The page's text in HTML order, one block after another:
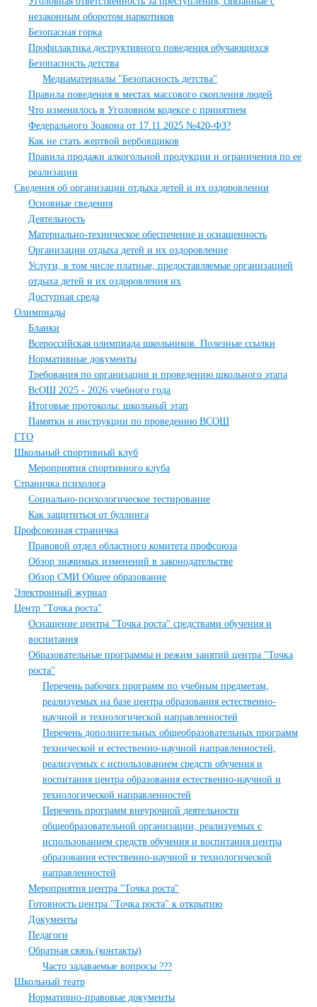
незаконным оборотом наркотиков
Безопасная горка
Профилактика деструктивного поведения обучающихся
Безопасность детства
Медиаматериалы "Безопасность детства"
Правила поведения в местах массового скопления людей
Что изменилось в Уголовном кодексе с принятием
Федерального Зоакона от 17.11.2025 №420-ФЗ?
Как не стать жертвой вербовщиков
Правила продажи алкогольной продукции и ограничения по ее
реализации
Сведения об организации отдыха детей и их оздоровлении
Основные сведения
Деятельность
Материально-техническое обеспечение и оснащенность
Организации отдыха детей и их оздоровление
Услуги, в том числе платные, предоставляемые организацией
отдыха детей и их оздоровления их
Доступная среда
Олимпиады
Бланки
Всероссийская олимпиада школьников. Полезные ссылки
Нормативные документы
Требования по организации и проведению школьного этапа
ВсОШ 2025 - 2026 учебного года
Итоговые протоколы: школьный этап
Памятки и инструкции по проведению ВСОШ
ГТО
Школьный спортивный клуб
Мероприятия спортивного клуба
Страничка психолога
Социально-психологическое тестирование
Как защититься от буллинга
Профсоюзная страничка
Правовой отдел областного комитета профсоюза
Обзор значимых изменений в законодательстве
Обзор СМИ Общее образование
Электронный журнал
Центр "Точка роста"
Оснащение центра "Точка роста" средствами обучения и
воспитания
Образовательные программы и режим занятий центра "Точка
роста"
Перечень рабочих программ по учебным предметам,
реализуемых на базе центра образования естественно-
научной и технологической направленностей
Перечень дополнительных общеобразовательных программ
технической и естественно-научной направленностей,
реализуемых с использованием средств обучения и
воспитания центра образования естественно-научной и
технологической направленностей
Перечень программ внеурочной деятельности
общеобразовательной организации, реализуемых с
использованием средств обучения и воспитания центра
образования естественно-научной и технологической
направленностей
Мероприятия центра "Точка роста"
Готовность центра "Точка роста" к открытию
Документы
Педагоги
Обратная связь (контакты)
Часто задаваемые вопросы ???
Школьный театр
Нормативно-правовые документы